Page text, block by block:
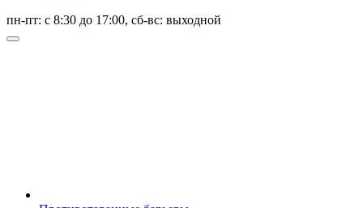
пн-пт: с 8:30 до 17:00, сб-вс: выходной